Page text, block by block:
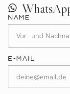
NAME
E-MAIL